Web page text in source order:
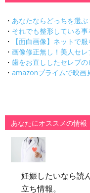
・ あなたならどっちを選
・ それでも整形している
・
【面白画像】ネットで
・ 画像修正無し！美人セ
・ 歯をお直ししたセレブ
・ amazonプライムで映画
あなたにオススメの情報
妊娠したいなら読
立ち情報。